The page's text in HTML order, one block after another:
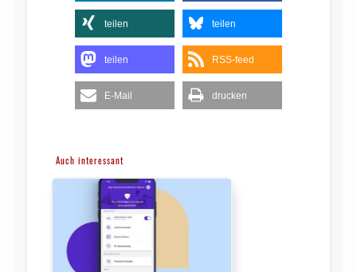
teilen teilen
teilen RSS-feed
E-Mail drucken
Auch interessant